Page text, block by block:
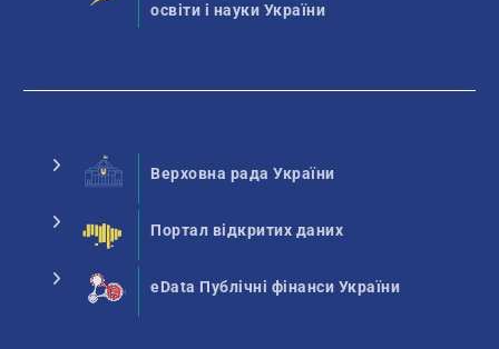
освіти і науки України
Верховна рада України
Портал відкритих даних
eData Публічні фінанси України